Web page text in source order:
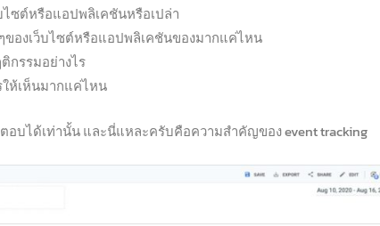
ซต์หรือแอปพลิเคชันหรือเปล่า
ของเว็บไซต์หรือแอปพลิเคชันของมากแค่ไหน
กรรมอย่างไร
ให้เห็นมากแค่ไหน
อบได้เท่านั้น และนี่แหละครับคือความสำคัญของ event tracking